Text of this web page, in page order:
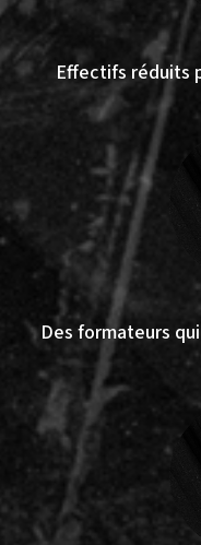
Effectifs réduits
Des formateurs